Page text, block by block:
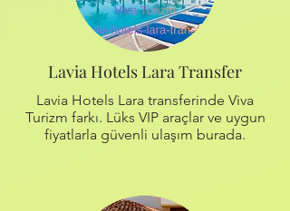
Lavia Hotels Lara Transfer
Lavia Hotels Lara transferinde Viva
Turizm farkı. Lüks VIP araçlar ve uygun
fiyatlarla güvenli ulaşım burada.